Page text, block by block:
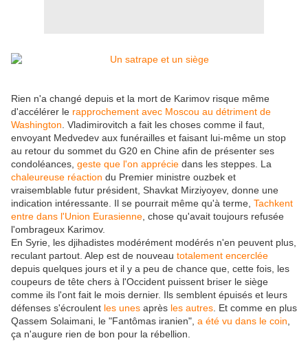
Rien n'a changé depuis et la mort de Karimov risque même
d'accélérer le rapprochement avec Moscou au détriment de
Washington . Vladimirovitch a fait les choses comme il faut,
envoyant Medvedev aux funérailles et faisant lui-même un stop
au retour du sommet du G20 en Chine afin de présenter ses
condoléances, geste que l'on apprécie dans les steppes. La
chaleureuse réaction du Premier ministre ouzbek et
vraisemblable futur président, Shavkat Mirziyoyev, donne une
indication intéressante. Il se pourrait même qu'à terme, Tachkent
entre dans l'Union Eurasienne , chose qu'avait toujours refusée
l'ombrageux Karimov.
En Syrie, les djihadistes modérément modérés n'en peuvent plus,
reculant partout. Alep est de nouveau totalement encerclée
depuis quelques jours et il y a peu de chance que, cette fois, les
coupeurs de tête chers à l'Occident puissent briser le siège
comme ils l'ont fait le mois dernier. Ils semblent épuisés et leurs
défenses s'écroulent les unes après les autres . Et comme en plus
Qassem Solaimani, le "Fantômas iranien", a été vu dans le coin
ça n'augure rien de bon pour la rébellion.